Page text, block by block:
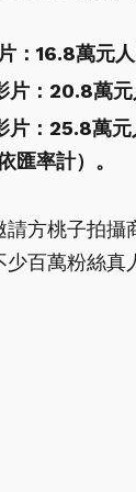
：16.8萬元人
片：20.8萬元
片：25.8萬元
匯率計）。
請方桃子拍攝
少百萬粉絲真